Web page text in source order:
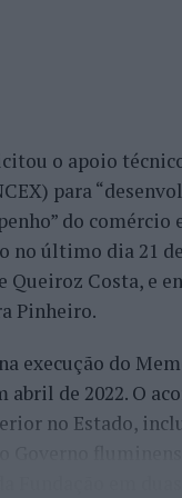
demonstrada por
um
habitação
o mercado
do
o apoio
para
do
no último dia 21
Queiroz Costa, e
Pinheiro.
execução do
de 2022. O
no Estado,